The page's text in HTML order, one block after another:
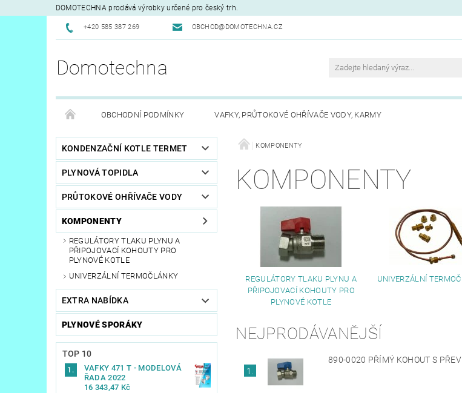
DOMOTECHNA prodává výrobky určené pro český trh.
+420 585 387 269 OBCHOD@DOMOTECHNA.CZ
Domotechna
OBCHODNÍ PODMÍNKY VAFKY, PRŮTOKOVÉ OHŘÍVAČE VODY, KARMY
KONDENZAČNÍ KOTLE TERMET
PLYNOVÁ TOPIDLA
PRŮTOKOVÉ OHŘÍVAČE VODY
KOMPONENTY
REGULÁTORY TLAKU PLYNU A
PŘIPOJOVACÍ KOHOUTY PRO
PLYNOVÉ KOTLE
UNIVERZÁLNÍ TERMOČLÁNKY
EXTRA NABÍDKA
PLYNOVÉ SPORÁKY
TOP 10
VAFKY 471 T - MODELOVÁ
ŘADA 2022
16 343,47 Kč
KOMPONENTY
KOMPONENTY
REGULÁTORY TLAKU PLYNU A
PŘIPOJOVACÍ KOHOUTY PRO
PLYNOVÉ KOTLE
UNIVERZÁLNÍ
NEJPRODÁVANĚJŠÍ
1.
890-0020 PŘÍMÝ KOHOUT S